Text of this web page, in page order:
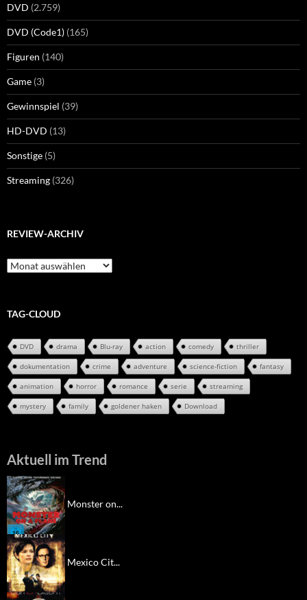
DVD (2.759)
DVD (Code1) (165)
Figuren (140)
Game (3)
Gewinnspiel (39)
HD-DVD (13)
Sonstige (5)
Streaming (326)
REVIEW-ARCHIV
Review-
Archiv
TAG-CLOUD
DVD drama Blu-ray action comedy thriller
dokumentation crime adventure science-fiction fantasy
animation horror romance serie streaming
mystery family goldener haken Download
Aktuell im Trend
Monster on...
Mexico Cit...